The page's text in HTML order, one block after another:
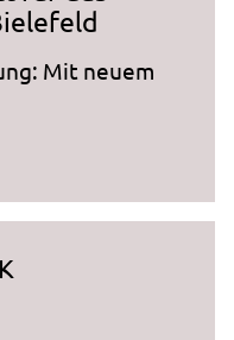
Mit neuem
Markenauftritt
der Nutzer auf die